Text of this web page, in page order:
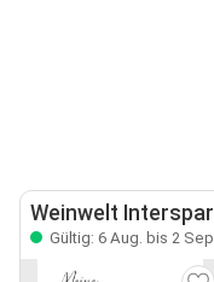
Weinwelt Interspar
Gültig: 6 Aug. bis 2 Sep.